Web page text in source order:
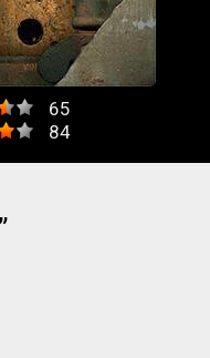
65
84